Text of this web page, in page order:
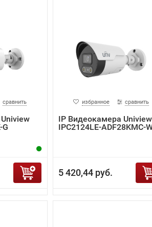
сравнить
G
избранное сравнить
IP Видеокамера Uniview
IPC2124LE-ADF28KMC-
5 420,44 руб.